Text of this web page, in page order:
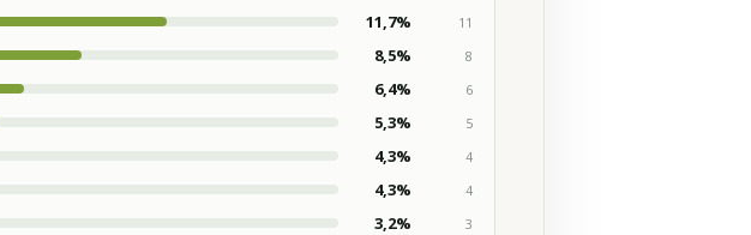
11,7%
11
8,5%
8
6,4%
6
5,3%
5
4,3%
4
4,3%
4
3,2% 3